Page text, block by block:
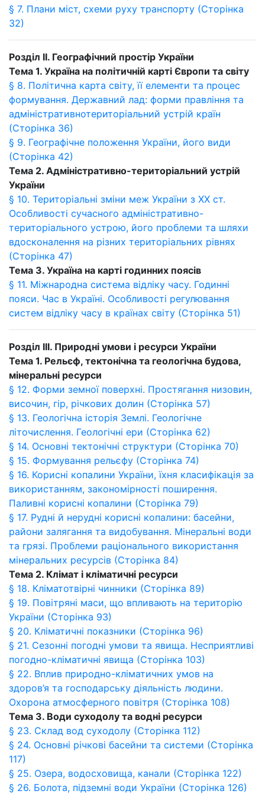
§ 7. Плани міст, схеми руху транспорту (Сторінка
32)
Розділ II. Географічний простір України
Тема 1. Україна на політичній карті Європи та світу
§ 8. Політична карта світу, її елементи та процес
формування. Державний лад: форми правління та
адміністративнотериторіальний устрій країн
(Сторінка 36)
§ 9. Географічне положення України, його види
(Сторінка 42)
Тема 2. Адміністративно-територіальний устрій
України
§ 10. Територіальні зміни меж України з ХХ ст.
Особливості сучасного адміністративно-
територіального устрою, його проблеми та шляхи
вдосконалення на різних територіальних рівнях
(Сторінка 47)
Тема 3. Україна на карті годинних поясів
§ 11. Міжнародна система відліку часу. Годинні
пояси. Час в Україні. Особливості регулювання
систем відліку часу в країнах світу (Сторінка 51)
Розділ III. Природні умови і ресурси України
Тема 1. Рельєф, тектонічна та геологічна будова,
мінеральні ресурси
§ 12. Форми земної поверхні. Простягання низовин,
височин, гір, річкових долин (Сторінка 57)
§ 13. Геологічна історія Землі. Геологічне
літочислення. Геологічні ери (Сторінка 62)
§ 14. Основні тектонічні структури (Сторінка 70)
§ 15. Формування рельєфу (Сторінка 74)
§ 16. Корисні копалини України, їхня класифікація за
використанням, закономірності поширення.
Паливні корисні копалини (Сторінка 79)
§ 17. Рудні й нерудні корисні копалини: басейни,
райони залягання та видобування. Мінеральні води
та грязі. Проблеми раціонального використання
мінеральних ресурсів (Сторінка 84)
Тема 2. Клімат і кліматичні ресурси
§ 18. Кліматотвірні чинники (Сторінка 89)
§ 19. Повітряні маси, що впливають на територію
України (Сторінка 93)
§ 20. Кліматичні показники (Сторінка 96)
§ 21. Сезонні погодні умови та явища. Несприятливі
погодно-кліматичні явища (Сторінка 103)
§ 22. Вплив природно-кліматичних умов на
здоров’я та господарську діяльність людини.
Охорона атмосферного повітря (Сторінка 108)
Тема 3. Води суходолу та водні ресурси
§ 23. Склад вод суходолу (Сторінка 112)
§ 24. Основні річкові басейни та системи (Сторінка
117)
§ 25. Озера, водосховища, канали (Сторінка 122)
§ 26. Болота, підземні води України (Сторінка 126)